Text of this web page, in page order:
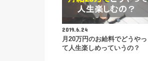
2019.6.24
月20万円のお給料でどうやっ
て人生楽しめっていうの？